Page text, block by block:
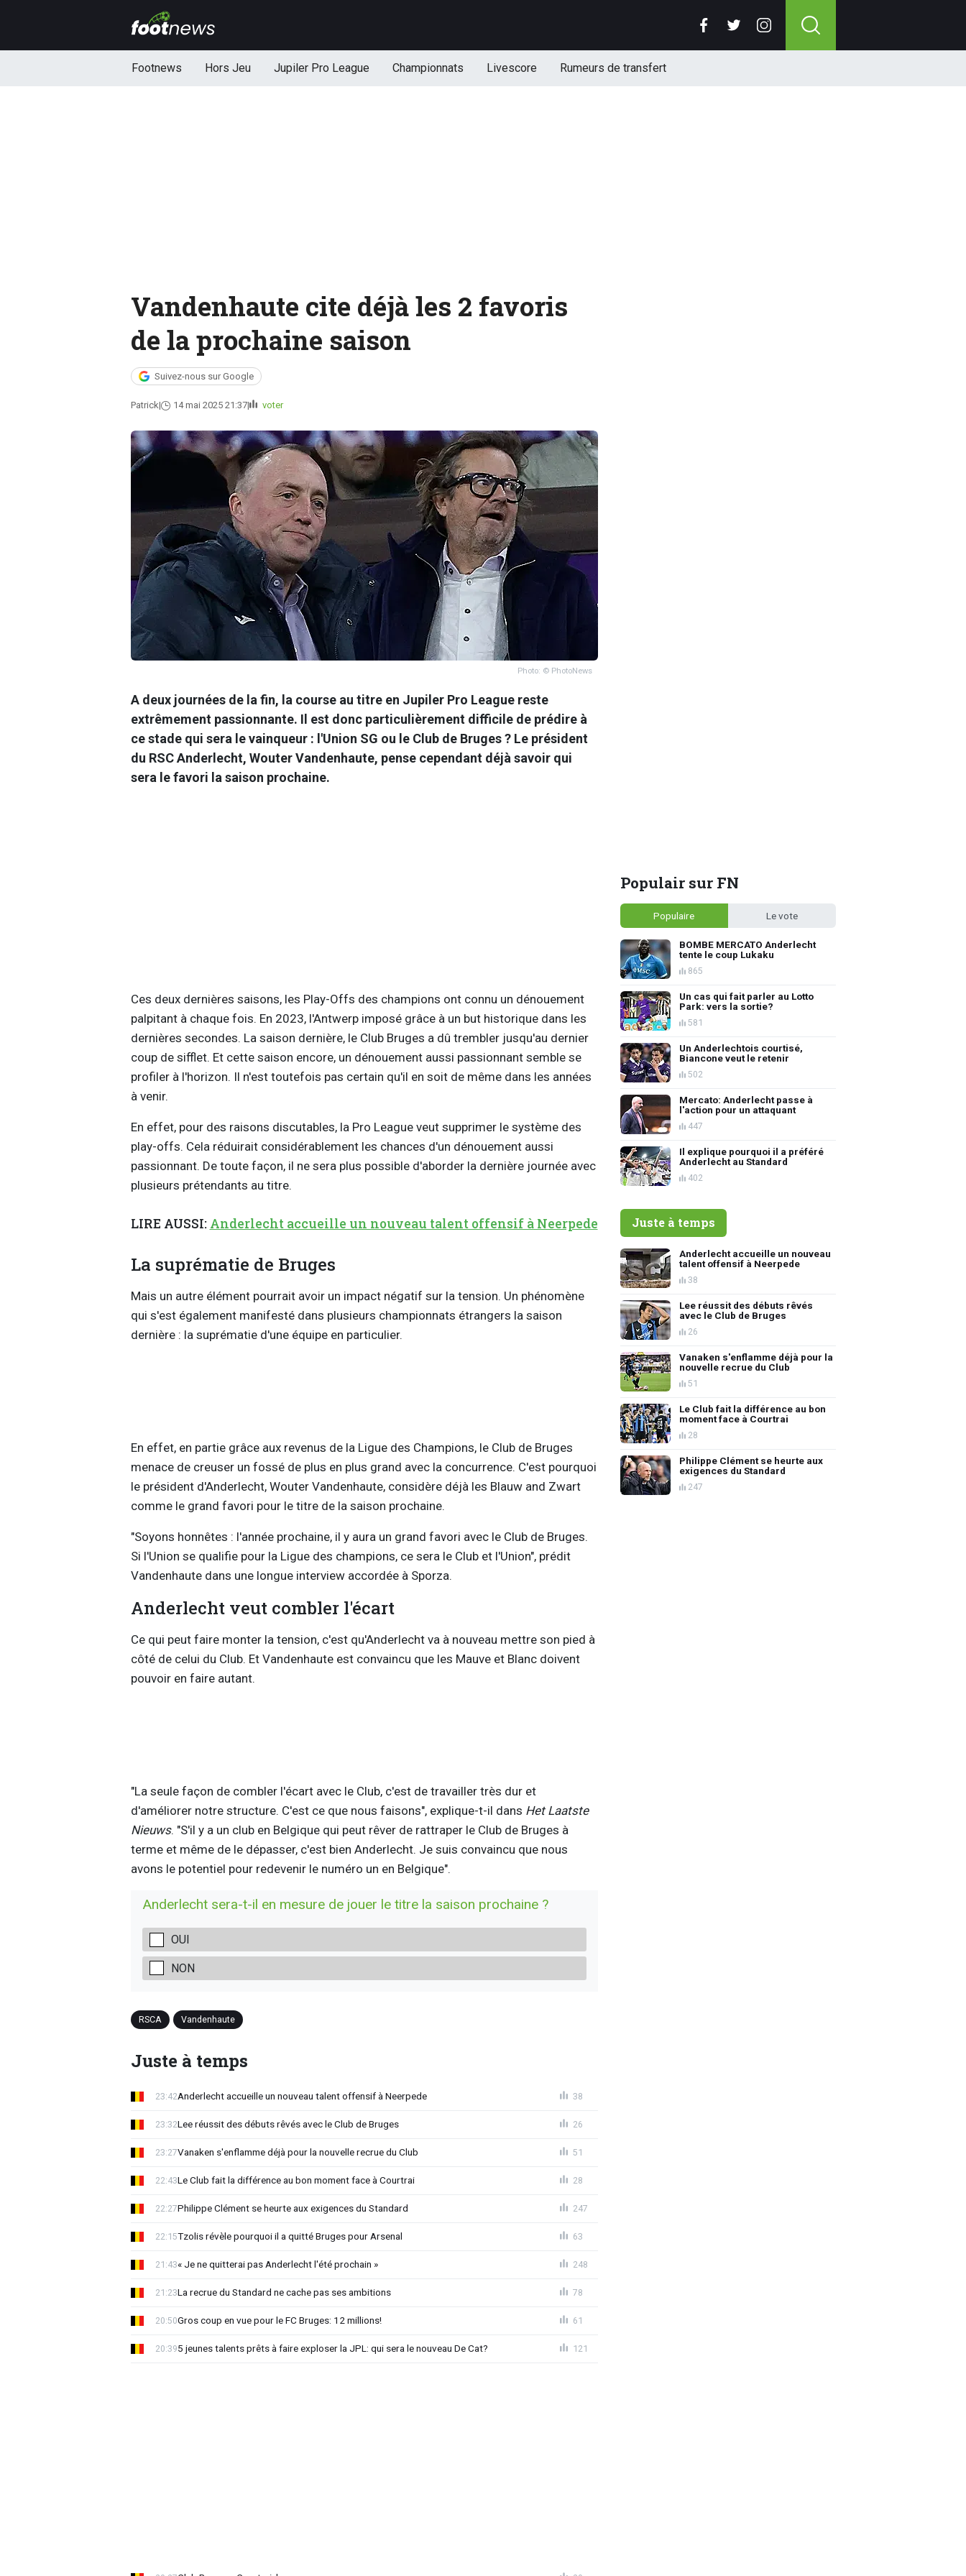
Footnews Hors Jeu Jupiler Pro League Championnats Livescore Rumeurs de transfert
Vandenhaute cite déjà les 2 favoris
de la prochaine saison
Suivez-nous sur Google
Patrick 14 mai 2025 21:37 voter
Photo: © PhotoNews
A deux journées de la fin, la course au titre en Jupiler Pro League reste
extrêmement passionnante. Il est donc particulièrement difficile de prédire à
ce stade qui sera le vainqueur : l'Union SG ou le Club de Bruges ? Le président
du RSC Anderlecht, Wouter Vandenhaute, pense cependant déjà savoir qui
sera le favori la saison prochaine.
Ces deux dernières saisons, les Play-Offs des champions ont connu un dénouement
palpitant à chaque fois. En 2023, l'Antwerp imposé grâce à un but historique dans les
dernières secondes. La saison dernière, le Club Bruges a dû trembler jusqu'au dernier
coup de sifflet. Et cette saison encore, un dénouement aussi passionnant semble se
profiler à l'horizon. Il n'est toutefois pas certain qu'il en soit de même dans les années
à venir.
En effet, pour des raisons discutables, la Pro League veut supprimer le système des
play-offs. Cela réduirait considérablement les chances d'un dénouement aussi
passionnant. De toute façon, il ne sera plus possible d'aborder la dernière journée avec
plusieurs prétendants au titre.
LIRE AUSSI: Anderlecht accueille un nouveau talent offensif à Neerpede
La suprématie de Bruges
Mais un autre élément pourrait avoir un impact négatif sur la tension. Un phénomène
qui s'est également manifesté dans plusieurs championnats étrangers la saison
dernière : la suprématie d'une équipe en particulier.
En effet, en partie grâce aux revenus de la Ligue des Champions, le Club de Bruges
menace de creuser un fossé de plus en plus grand avec la concurrence. C'est pourquoi
le président d'Anderlecht, Wouter Vandenhaute, considère déjà les Blauw and Zwart
comme le grand favori pour le titre de la saison prochaine.
"Soyons honnêtes : l'année prochaine, il y aura un grand favori avec le Club de Bruges.
Si l'Union se qualifie pour la Ligue des champions, ce sera le Club et l'Union", prédit
Vandenhaute dans une longue interview accordée à Sporza.
Anderlecht veut combler l'écart
Ce qui peut faire monter la tension, c'est qu'Anderlecht va à nouveau mettre son pied à
côté de celui du Club. Et Vandenhaute est convaincu que les Mauve et Blanc doivent
pouvoir en faire autant.
"La seule façon de combler l'écart avec le Club, c'est de travailler très dur et
d'améliorer notre structure. C'est ce que nous faisons", explique-t-il dans Het Laatste
Nieuws. "S'il y a un club en Belgique qui peut rêver de rattraper le Club de Bruges à
terme et même de le dépasser, c'est bien Anderlecht. Je suis convaincu que nous
avons le potentiel pour redevenir le numéro un en Belgique".
Anderlecht sera-t-il en mesure de jouer le titre la saison prochaine ?
OUI
NON
RSCA Vandenhaute
Juste à temps
Anderlecht accueille un nouveau talent offensif à Neerpede
23:42 38
Lee réussit des débuts rêvés avec le Club de Bruges
23:32 26
Vanaken s'enflamme déjà pour la nouvelle recrue du Club
23:27 51
Le Club fait la différence au bon moment face à Courtrai
22:43 28
Philippe Clément se heurte aux exigences du Standard
22:27 247
Tzolis révèle pourquoi il a quitté Bruges pour Arsenal
22:15 63
« Je ne quitterai pas Anderlecht l'été prochain »
21:43 248
La recrue du Standard ne cache pas ses ambitions
21:23 78
Gros coup en vue pour le FC Bruges: 12 millions!
20:50 61
5 jeunes talents prêts à faire exploser la JPL: qui sera le nouveau De Cat?
20:39 121
Populair sur FN
Populaire Le vote
BOMBE MERCATO Anderlecht
tente le coup Lukaku
865
Un cas qui fait parler au Lotto
Park: vers la sortie?
581
Un Anderlechtois courtisé,
Biancone veut le retenir
502
Mercato: Anderlecht passe à
l'action pour un attaquant
447
Il explique pourquoi il a préféré
Anderlecht au Standard
402
Juste à temps
Anderlecht accueille un nouveau
talent offensif à Neerpede
38
Lee réussit des débuts rêvés
avec le Club de Bruges
26
Vanaken s'enflamme déjà pour la
nouvelle recrue du Club
51
Le Club fait la différence au bon
moment face à Courtrai
28
Philippe Clément se heurte aux
exigences du Standard
247